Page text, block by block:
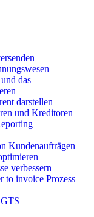
das
darstellen
und Kreditoren
Kundenaufträgen
verbessern
to invoice Prozess